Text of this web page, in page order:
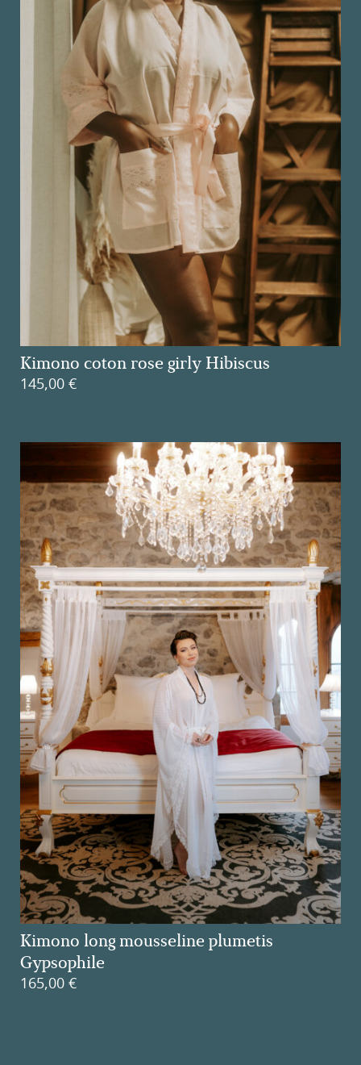
Kimono coton rose girly Hibiscus
145,00 €
Kimono long mousseline plumetis
Gypsophile
165,00 €